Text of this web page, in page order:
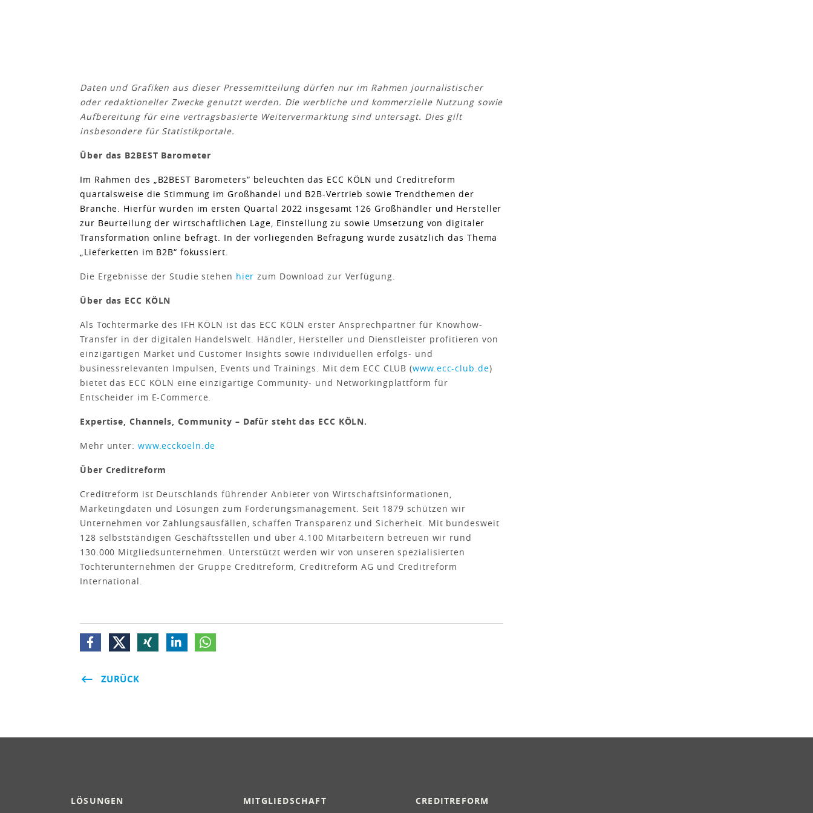
Daten und Grafiken aus dieser Pressemitteilung dürfen nur im Rahmen journalistischer
oder redaktioneller Zwecke genutzt werden. Die werbliche und kommerzielle Nutzung sowie
Aufbereitung für eine vertragsbasierte Weitervermarktung sind untersagt. Dies gilt
insbesondere für Statistikportale.
Über das B2BEST Barometer
Im Rahmen des „B2BEST Barometers“ beleuchten das ECC KÖLN und Creditreform
quartalsweise die Stimmung im Großhandel und B2B-Vertrieb sowie Trendthemen der
Branche. Hierfür wurden im ersten Quartal 2022 insgesamt 126 Großhändler und Hersteller
zur Beurteilung der wirtschaftlichen Lage, Einstellung zu sowie Umsetzung von digitaler
Transformation online befragt. In der vorliegenden Befragung wurde zusätzlich das Thema
„Lieferketten im B2B“ fokussiert.
Die Ergebnisse der Studie stehen hier zum Download zur Verfügung.
Über das ECC KÖLN
Als Tochtermarke des IFH KÖLN ist das ECC KÖLN erster Ansprechpartner für Knowhow-
Transfer in der digitalen Handelswelt. Händler, Hersteller und Dienstleister profitieren von
einzigartigen Market und Customer Insights sowie individuellen erfolgs- und
businessrelevanten Impulsen, Events und Trainings. Mit dem ECC CLUB (www.ecc-club.de)
bietet das ECC KÖLN eine einzigartige Community- und Networkingplattform für
Entscheider im E-Commerce.
Expertise, Channels, Community – Dafür steht das ECC KÖLN.
Mehr unter: www.ecckoeln.de
Über Creditreform
Creditreform ist Deutschlands führender Anbieter von Wirtschaftsinformationen,
Marketingdaten und Lösungen zum Forderungsmanagement. Seit 1879 schützen wir
Unternehmen vor Zahlungsausfällen, schaffen Transparenz und Sicherheit. Mit bundesweit
128 selbstständigen Geschäftsstellen und über 4.100 Mitarbeitern betreuen wir rund
130.000 Mitgliedsunternehmen. Unterstützt werden wir von unseren spezialisierten
Tochterunternehmen der Gruppe Creditreform, Creditreform AG und Creditreform
International.
ZURÜCK
LÖSUNGEN MITGLIEDSCHAFT CREDITREFORM